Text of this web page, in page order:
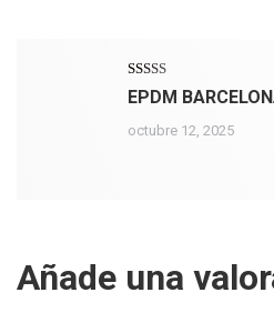
Valorado
con5de 5
EPDM
octubre 12, 2025
Añade una